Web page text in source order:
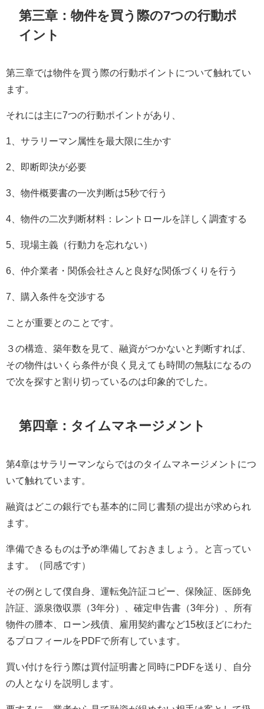
第三章：物件を買う際の7つの行動ポ
イント
第三章では物件を買う際の行動ポイントについて触れてい
ます。
それには主に7つの行動ポイントがあり、
1、サラリーマン属性を最大限に生かす
2、即断即決が必要
3、物件概要書の一次判断は5秒で行う
4、物件の二次判断材料：レントロールを詳しく調査する
5、現場主義（行動力を忘れない）
6、仲介業者・関係会社さんと良好な関係づくりを行う
7、購入条件を交渉する
ことが重要とのことです。
３の構造、築年数を見て、融資がつかないと判断すれば、
その物件はいくら条件が良く見えても時間の無駄になるの
で次を探すと割り切っているのは印象的でした。
第四章：タイムマネージメント
第4章はサラリーマンならではのタイムマネージメントにつ
いて触れています。
融資はどこの銀行でも基本的に同じ書類の提出が求められ
ます。
準備できるものは予め準備しておきましょう。と言ってい
ます。（同感です）
その例として僕自身、運転免許証コピー、保険証、医師免
許証、源泉徴収票（3年分）、確定申告書（3年分）、所有
物件の謄本、ローン残債、雇用契約書など15枚ほどにわた
るプロフィールをPDFで所有しています。
買い付けを行う際は買付証明書と同時にPDFを送り、自分
の人となりを説明します。